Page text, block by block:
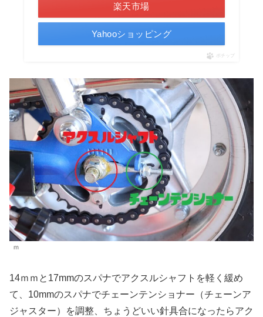
楽天市場
Yahooショッピング
ポチップ
ｍ
14ｍｍと17mmのスパナでアクスルシャフトを軽く緩め
て、10mmのスパナでチェーンテンショナー（チェーンア
ジャスター）を調整、ちょうどいい針具合になったらアク